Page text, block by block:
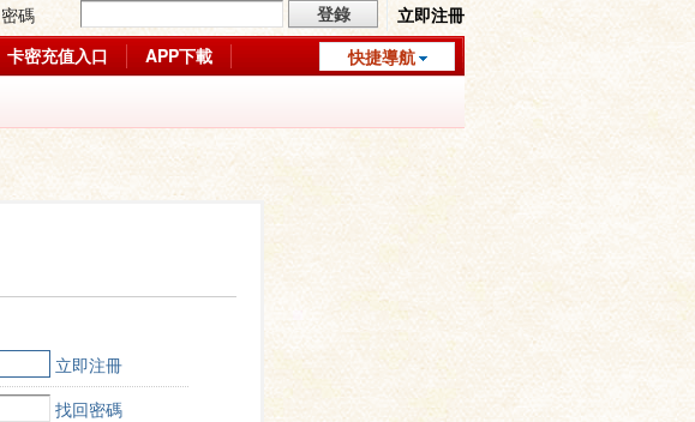
密碼
登錄
立即注冊
快捷導航
卡密充值入口
APP下載
立即注冊
找回密碼